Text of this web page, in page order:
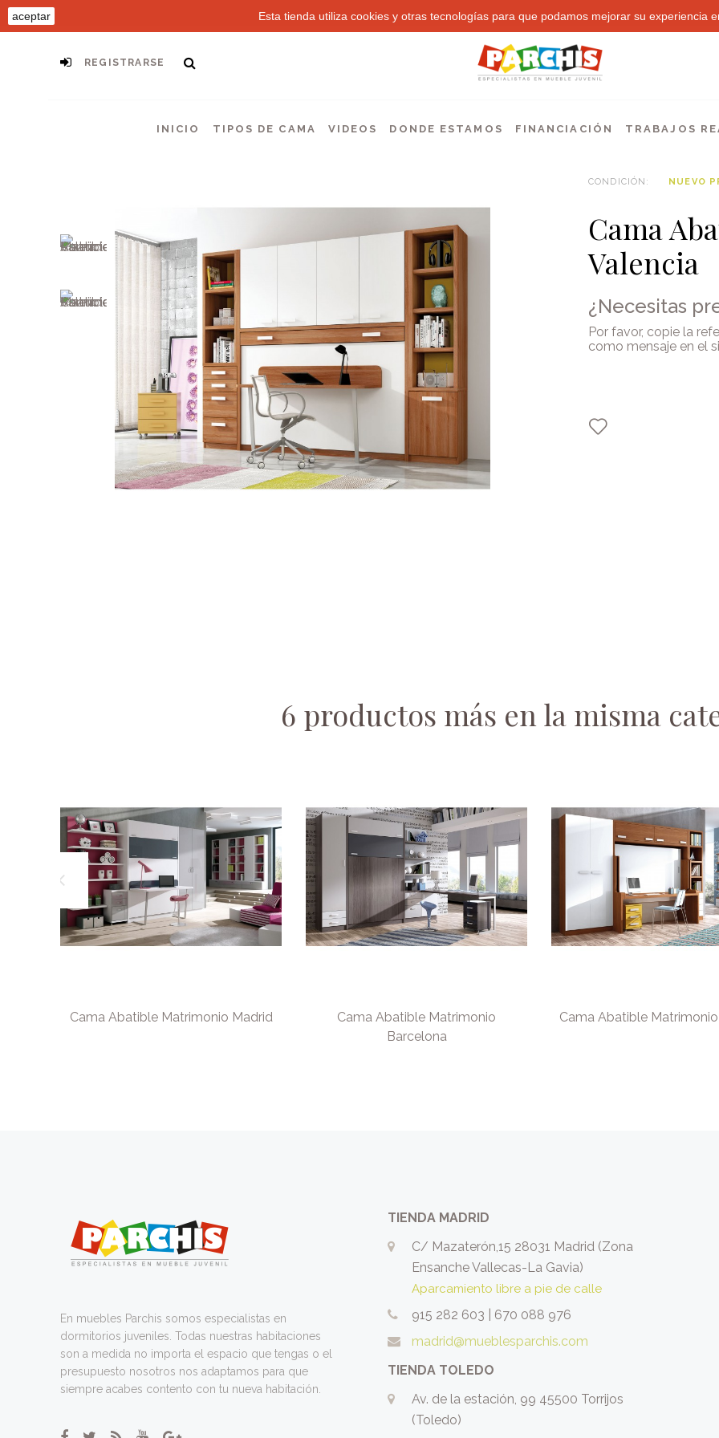
aceptar Esta tienda utiliza cookies y otras tecnologías para que podamos mejorar su experiencia
REGISTRARSE
INICIO TIPOS DE CAMA VIDEOS DONDE ESTAMOS FINANCIACIÓN TRABAJOS
CONDICIÓN: NUEVO
Cama
Valencia
¿Necesitas
Por favor, copie la
como mensaje en el
6 productos más en la misma
Cama Abatible Matrimonio Madrid
Cama Abatible Matrimonio
Barcelona
Cama Abatible
En muebles Parchis somos especialistas en
dormitorios juveniles. Todas nuestras habitaciones
son a medida no importa el espacio que tengas o el
presupuesto nosotros nos adaptamos para que
siempre acabes contento con tu nueva habitación.
TIENDA MADRID
C/ Mazaterón,15 28031 Madrid (Zona
Ensanche Vallecas-La Gavia)
Aparcamiento libre a pie de calle
915 282 603
670 088 976
madrid@mueblesparchis.com
TIENDA TOLEDO
Av. de la estación, 99 45500 Torrijos
(Toledo)